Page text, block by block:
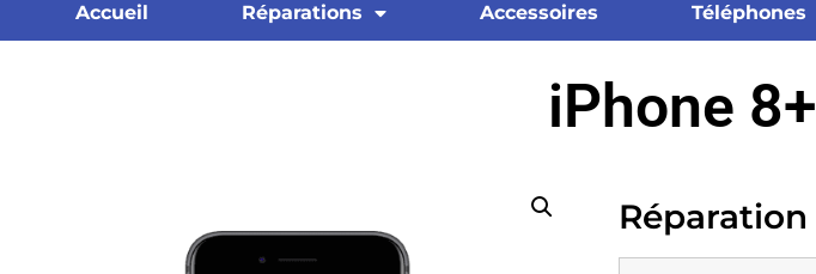
Accueil Réparations Accessoires Téléphones
iPhone 8+
Réparation